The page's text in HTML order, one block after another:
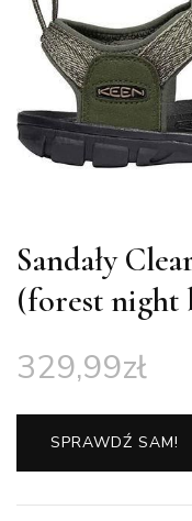
Sandały
(forest night
329,99zł
SPRAWDŹ SAM!